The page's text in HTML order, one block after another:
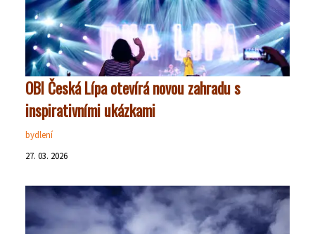
OBI Česká Lípa otevírá novou zahradu s
inspirativními ukázkami
bydlení
27. 03. 2026